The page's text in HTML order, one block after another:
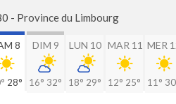
- Province du Limbourg
8
28°
DIM 9
16° 32°
LUN 10
18° 29°
MAR 11
12° 25°
MER
11°